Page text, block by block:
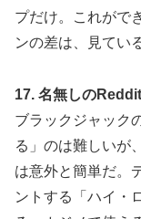
プだけ。これがで
ンの差は、見てい
17. 名無しの
ブラックジャック
る」のは難しいが
は意外と簡単だ。
ントする「ハイ・